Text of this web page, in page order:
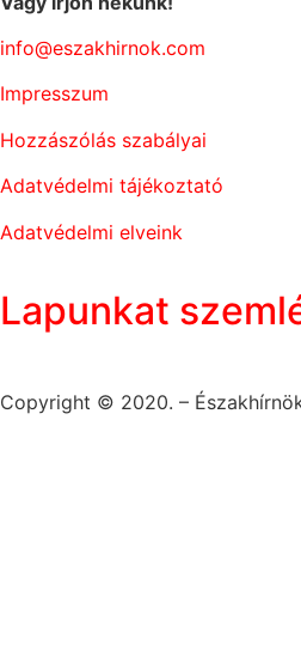
info@eszakhirnok.com
Impresszum
Hozzászólás szabályai
Adatvédelmi tájékoztató
Adatvédelmi elveink
Lapunkat
Copyright © 2020. –